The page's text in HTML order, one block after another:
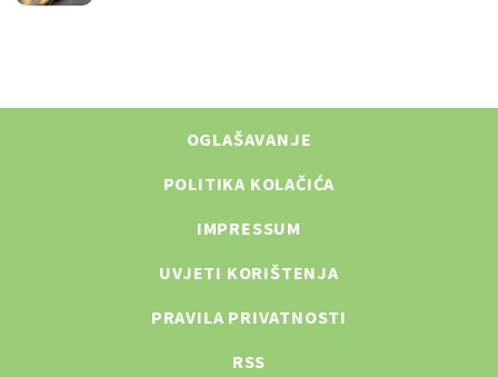
OGLAŠAVANJE
POLITIKA KOLAČIĆA
IMPRESSUM
UVJETI KORIŠTENJA
PRAVILA PRIVATNOSTI
RSS